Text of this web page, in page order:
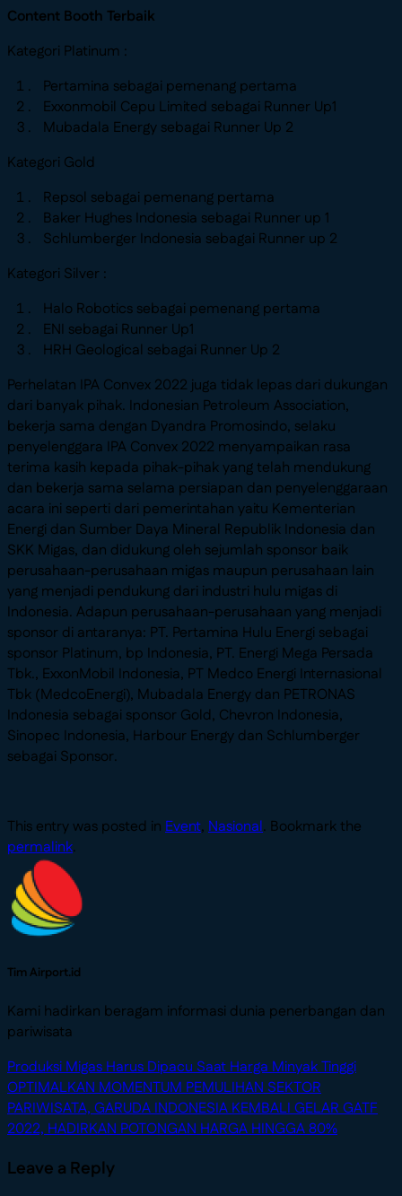
Content Booth Terbaik
Kategori Platinum :
Pertamina sebagai pemenang pertama
Exxonmobil Cepu Limited sebagai Runner Up1
Mubadala Energy sebagai Runner Up 2
Kategori Gold
Repsol sebagai pemenang pertama
Baker Hughes Indonesia sebagai Runner up 1
Schlumberger Indonesia sebagai Runner up 2
Kategori Silver :
Halo Robotics sebagai pemenang pertama
ENI sebagai Runner Up1
HRH Geological sebagai Runner Up 2
Perhelatan IPA Convex 2022 juga tidak lepas dari dukungan
dari banyak pihak. Indonesian Petroleum Association,
bekerja sama dengan Dyandra Promosindo, selaku
penyelenggara IPA Convex 2022 menyampaikan rasa
terima kasih kepada pihak-pihak yang telah mendukung
dan bekerja sama selama persiapan dan penyelenggaraan
acara ini seperti dari pemerintahan yaitu Kementerian
Energi dan Sumber Daya Mineral Republik Indonesia dan
SKK Migas, dan didukung oleh sejumlah sponsor baik
perusahaan-perusahaan migas maupun perusahaan lain
yang menjadi pendukung dari industri hulu migas di
Indonesia. Adapun perusahaan-perusahaan yang menjadi
sponsor di antaranya: PT. Pertamina Hulu Energi sebagai
sponsor Platinum, bp Indonesia, PT. Energi Mega Persada
Tbk., ExxonMobil Indonesia, PT Medco Energi Internasional
Tbk (MedcoEnergi), Mubadala Energy dan PETRONAS
Indonesia sebagai sponsor Gold, Chevron Indonesia,
Sinopec Indonesia, Harbour Energy dan Schlumberger
sebagai Sponsor.
This entry was posted in Event, Nasional. Bookmark the
permalink.
Tim Airport.id
Kami hadirkan beragam informasi dunia penerbangan dan
pariwisata
Produksi Migas Harus Dipacu Saat Harga Minyak Tinggi
OPTIMALKAN MOMENTUM PEMULIHAN SEKTOR
PARIWISATA, GARUDA INDONESIA KEMBALI GELAR GATF
2022, HADIRKAN POTONGAN HARGA HINGGA 80%
Leave a Reply